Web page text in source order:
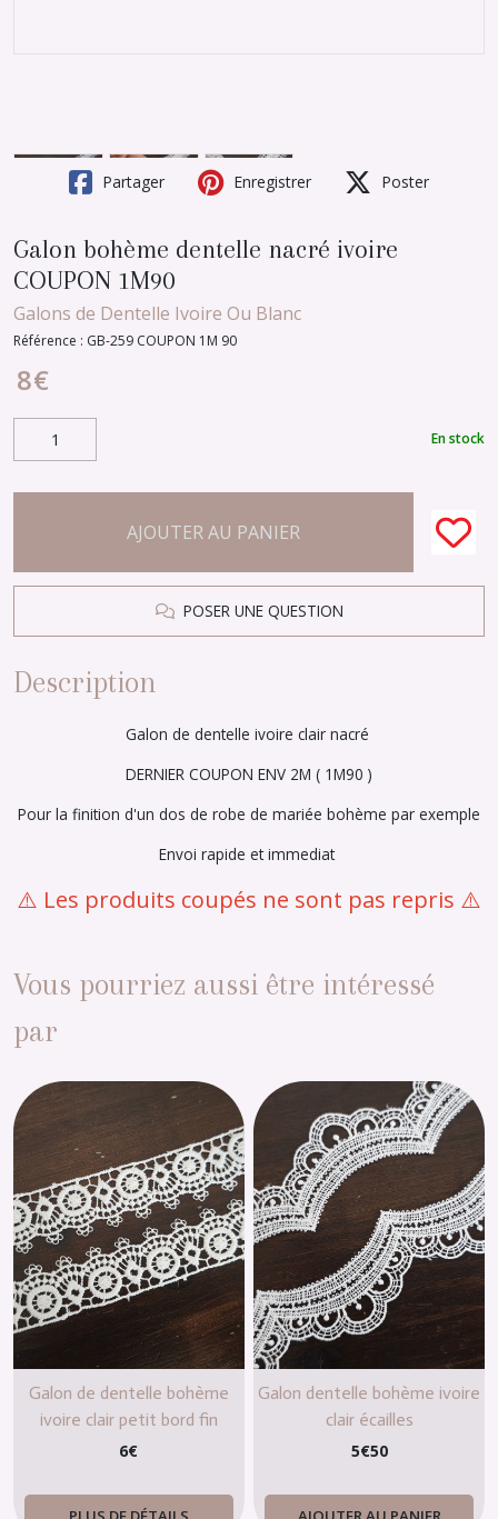
Partager Enregistrer Poster
Galon bohème dentelle nacré ivoire
COUPON 1M90
Galons de Dentelle Ivoire Ou Blanc
Référence : GB-259 COUPON 1M 90
8€
En stock
AJOUTER AU PANIER
POSER UNE QUESTION
Description
Galon de dentelle ivoire clair nacré
DERNIER COUPON ENV 2M ( 1M90 )
Pour la finition d'un dos de robe de mariée bohème par exemple
Envoi rapide et immediat
⚠️ Les produits coupés ne sont pas repris ⚠️
Vous pourriez aussi être intéressé
par
Galon de dentelle bohème
ivoire clair petit bord fin
6€
Galon dentelle bohème ivoire
clair écailles
5€50